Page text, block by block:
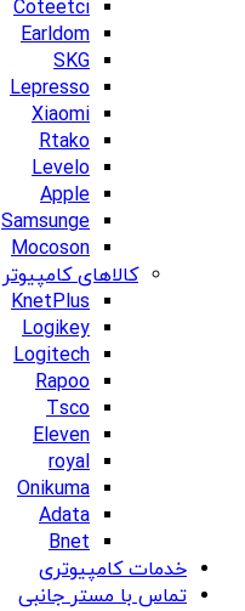
Coteetci
Earldom
SKG
Lepresso
Xiaomi
Rtako
Levelo
Apple
Samsunge
Mocoson
کالاهای کامپیوتر
KnetPlus
Logikey
Logitech
Rapoo
Tsco
Eleven
royal
Onikuma
Adata
Bnet
خدمات کامپیوتری
تماس با مستر جانبی